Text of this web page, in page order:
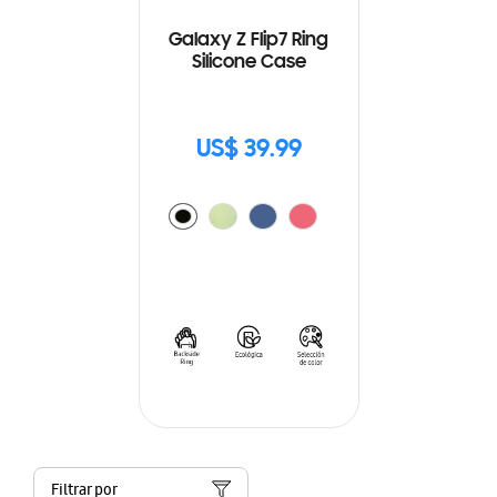
Galaxy Z Flip7 Ring
Silicone Case
US$ 39.99
Filtrar por